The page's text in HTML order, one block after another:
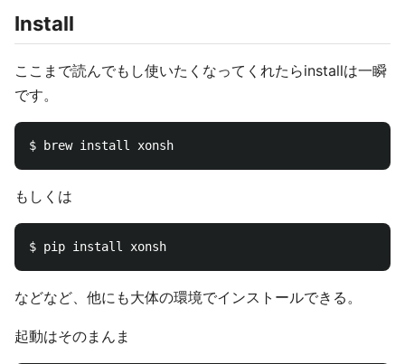
Install
ここまで読んでもし使いたくなってくれたらinstallは一瞬
です。
もしくは
などなど、他にも大体の環境でインストールできる。
起動はそのまんま